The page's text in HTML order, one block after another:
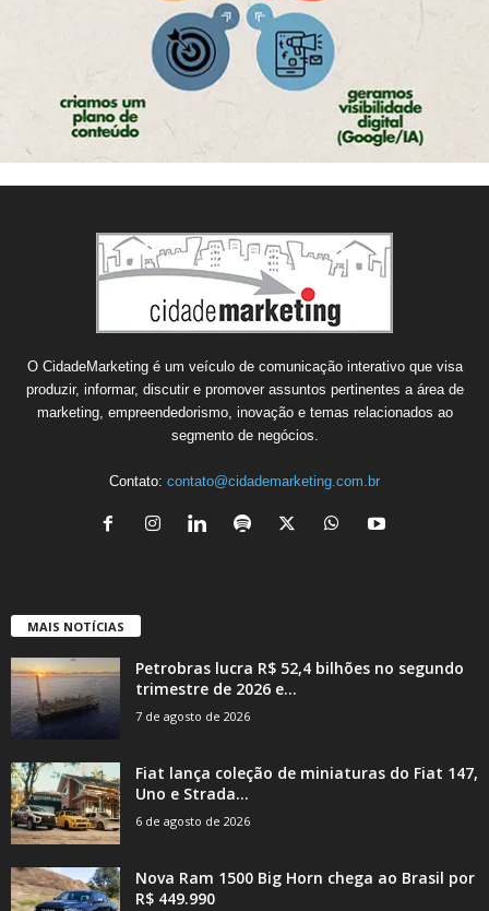
O CidadeMarketing é um veículo de comunicação interativo que visa
produzir, informar, discutir e promover assuntos pertinentes a área de
marketing, empreendedorismo, inovação e temas relacionados ao
segmento de negócios.
Contato: contato@cidademarketing.com.br
MAIS NOTÍCIAS
Petrobras lucra R$ 52,4 bilhões no segundo
trimestre de 2026 e...
7 de agosto de 2026
Fiat lança coleção de miniaturas do Fiat 147,
Uno e Strada...
6 de agosto de 2026
Nova Ram 1500 Big Horn chega ao Brasil por
R$ 449.990